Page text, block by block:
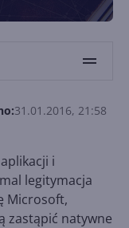
31.01.2016, 21:58
i
legitymacja
Microsoft,
zastąpić natywne